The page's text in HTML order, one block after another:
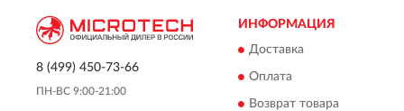
8 (499) 450-73-66
ПН-ВС 9:00-21:00
ИНФОРМАЦИЯ
Доставка
Оплата
Возврат товара